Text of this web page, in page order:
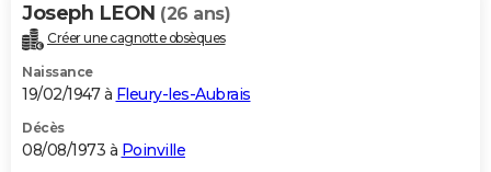
Joseph LEON (26 ans)
Créer une cagnotte obsèques
Naissance
19/02/1947 à Fleury-les-Aubrais
Décès
08/08/1973 à Poinville